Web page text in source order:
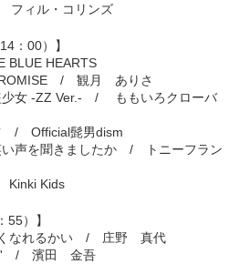
ィル・コリンズ
：00）】
HEARTS
/ 観月 ありさ
女 -ZZ Ver.- / ももいろクローバ
/ Official髭男dism
声を聞きましたか / トニーフラン
Kids
55）】
なれるかい / 庄野 真代
/ 濱田 金吾